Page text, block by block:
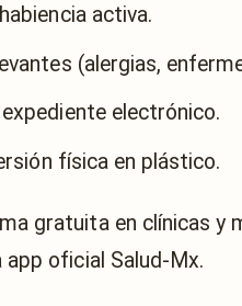
activa.
(alergias,
electrónico.
física en plástico.
gratuita en clínicas y
app oficial Salud-Mx.